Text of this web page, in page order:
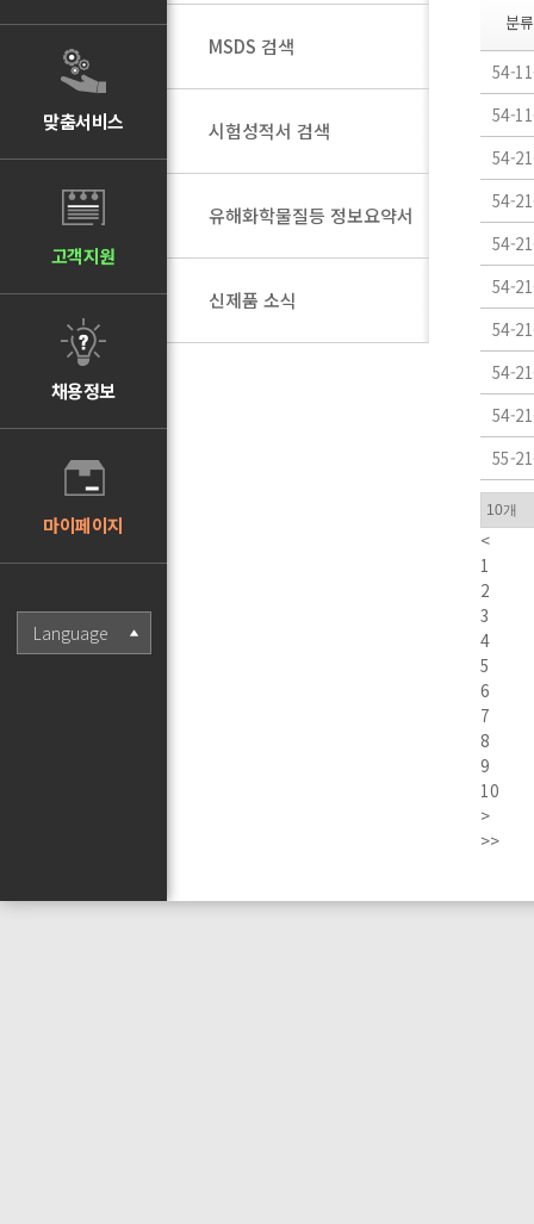
맞춤서비스
고객지원
채용정보
마이페이지
Language
MSDS 검색
시험성적서 검색
유해화학물질등 정보요약서
신제품 소식
분류
54-
54-
54-
54-
54-
54-
54-
54-
54-
55-
<
1
2
3
4
5
6
7
8
9
10
>
>>